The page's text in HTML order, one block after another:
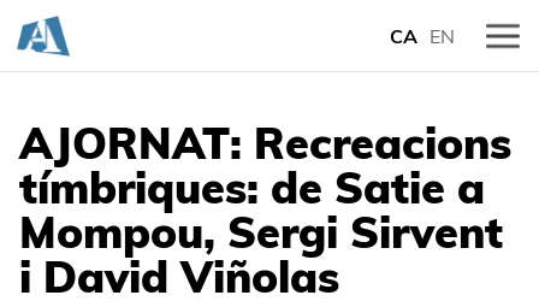
CA EN
AJORNAT: Recreacions
tímbriques: de Satie a
Mompou, Sergi Sirvent
i David Viñolas